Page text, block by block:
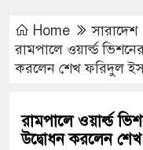
Home
সারাদেশ
রামপালে ওয়ার্ল্ড
করলেন শেখ ফরিদুল
রামপালে ওয়ার্ল্ড
উদ্বোধন করলেন